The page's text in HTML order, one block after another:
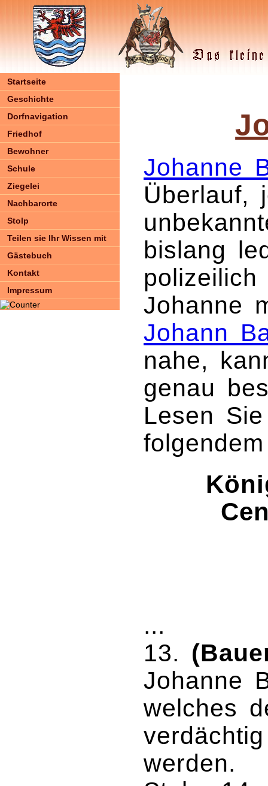
Startseite
Geschichte
Dorfnavigation
Friedhof
Bewohner
Schule
Ziegelei
Nachbarorte
Stolp
Teilen sie Ihr Wissen mit
Gästebuch
Kontakt
Impressum
Johanne
Überlauf,
bislang
Johanne
Johann
nahe,
genau
Lesen
...
13.
Johanne
welches
werden.